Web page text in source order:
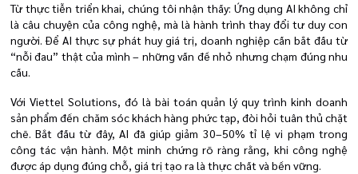
Từ thực tiễn triển khai, chúng tôi nhận thấy: Ứng dụng AI không chỉ
là câu chuyện của công nghệ, mà là hành trình thay đổi tư duy con
người. Để AI thực sự phát huy giá trị, doanh nghiệp cần bắt đầu từ
“nỗi đau” thật của mình – những vấn đề nhỏ nhưng chạm đúng nhu
cầu.
Với Viettel Solutions, đó là bài toán quản lý quy trình kinh doanh
sản phẩm đến chăm sóc khách hàng phức tạp, đòi hỏi tuân thủ chặt
chẽ. Bắt đầu từ đây, AI đã giúp giảm 30–50% tỉ lệ vi phạm trong
công tác vận hành. Một minh chứng rõ ràng rằng, khi công nghệ
được áp dụng đúng chỗ, giá trị tạo ra là thực chất và bền vững.